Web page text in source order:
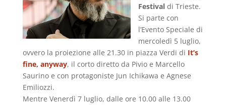
Festivaldi Trieste.
Si parte con
l’Evento Speciale di
mercoledì 5 luglio,
ovvero la proiezione alle 21.30 in piazza Verdi di It’s
fine, anyway, il corto diretto da Pivio e Marcello
Saurino e con protagoniste Jun Ichikawa e Agnese
Emiliozzi.
Mentre Venerdì 7 luglio, dalle ore 10.00 alle 13.00